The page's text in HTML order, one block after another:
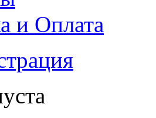
и Оплата